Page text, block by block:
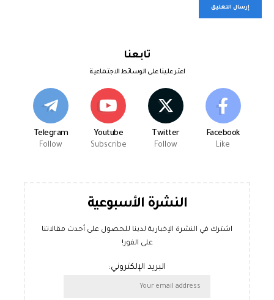
تابعنا
اعثر علينا على الوسائط الاجتماعية
Facebook
Like
Twitter
Follow
Youtube
Subscribe
Telegram
Follow
النشرة الأسبوعية
اشترك في النشرة الإخبارية لدينا للحصول على أحدث مقالاتنا
على الفور!
البريد الإلكتروني: